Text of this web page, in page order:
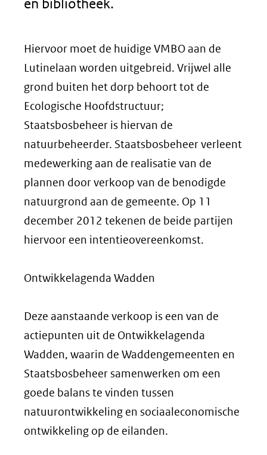
en bibliotheek.
Hiervoor moet de huidige VMBO aan de
Lutinelaan worden uitgebreid. Vrijwel alle
grond buiten het dorp behoort tot de
Ecologische Hoofdstructuur;
Staatsbosbeheer is hiervan de
natuurbeheerder. Staatsbosbeheer verleent
medewerking aan de realisatie van de
plannen door verkoop van de benodigde
natuurgrond aan de gemeente. Op 11
december 2012 tekenen de beide partijen
hiervoor een intentieovereenkomst.
Ontwikkelagenda Wadden
Deze aanstaande verkoop is een van de
actiepunten uit de Ontwikkelagenda
Wadden, waarin de Waddengemeenten en
Staatsbosbeheer samenwerken om een
goede balans te vinden tussen
natuurontwikkeling en sociaaleconomische
ontwikkeling op de eilanden.